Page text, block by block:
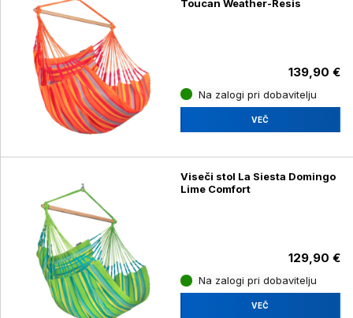
Toucan Weather-Resis
139,90 €
Na zalogi pri dobavitelju
VEČ
Viseči stol La Siesta Domingo
Lime Comfort
129,90 €
Na zalogi pri dobavitelju
VEČ